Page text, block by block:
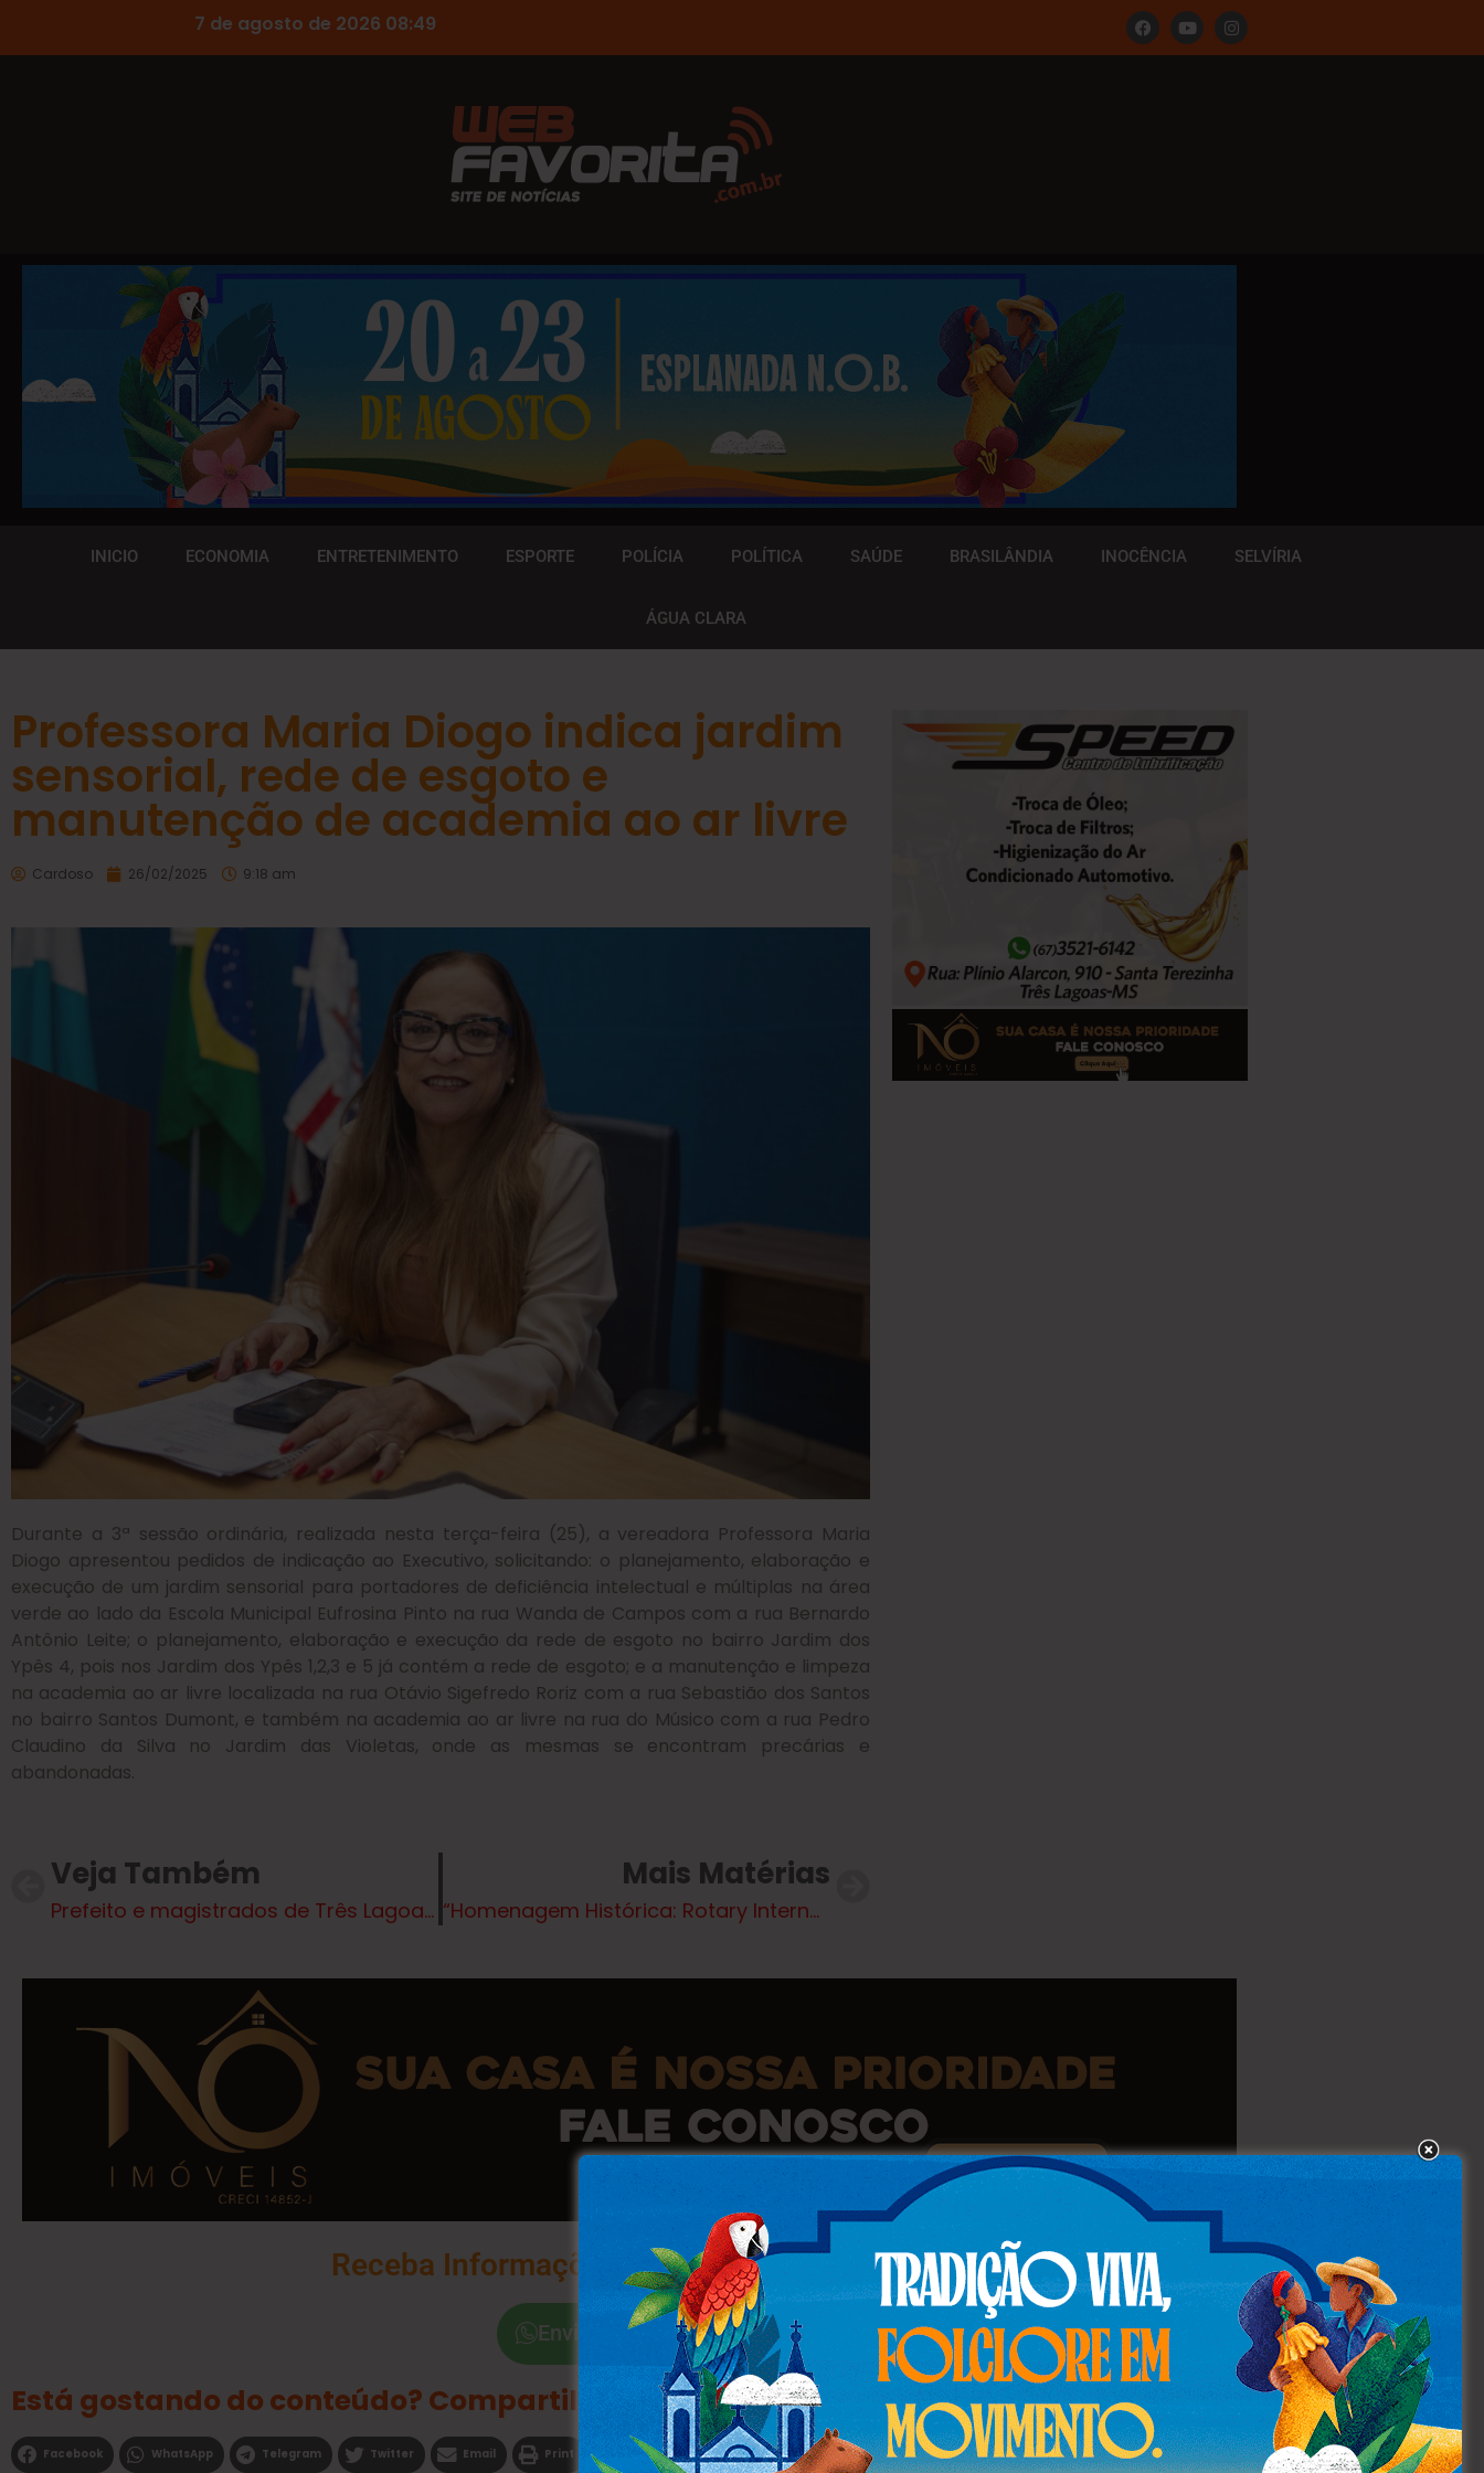
7 de agosto de 2026 08:49
INICIO ECONOMIA ENTRETENIMENTO ESPORTE POLÍCIA POLÍTICA SAÚDE BRASILÂNDIA INOCÊNCIA SELVÍRIA
ÁGUA CLARA
Professora Maria Diogo indica jardim
sensorial, rede de esgoto e
manutenção de academia ao ar livre
Cardoso 26/02/2025 9:18 am
Durante a 3ª sessão ordinária, realizada nesta terça-feira (25), a vereadora Professora Maria
Diogo apresentou pedidos de indicação ao Executivo, solicitando: o planejamento, elaboração e
execução de um jardim sensorial para portadores de deficiência intelectual e múltiplas na área
verde ao lado da Escola Municipal Eufrosina Pinto na rua Wanda de Campos com a rua Bernardo
Antônio Leite; o planejamento, elaboração e execução da rede de esgoto no bairro Jardim dos
Ypês 4, pois nos Jardim dos Ypês 1,2,3 e 5 já contém a rede de esgoto; e a manutenção e limpeza
na academia ao ar livre localizada na rua Otávio Sigefredo Roriz com a rua Sebastião dos Santos
no bairro Santos Dumont, e também na academia ao ar livre na rua do Músico com a rua Pedro
Claudino da Silva no Jardim das Violetas, onde as mesmas se encontram precárias e
abandonadas.
Veja Também
Prefeito e magistrados de Três Lagoas discutem parcerias e reforçam apoio no desenvolvimento da “Casa da Mulher Brasileira”
Mais Matérias
“Homenagem Histórica: Rotary Internacional Completa 120 Anos Câmara Municipal de Três Lagoas Presta Homenagem ao Rotary Internacional”
Receba Informações na Palma da Sua Mão
Envie a Palavra "Sim"
Está gostando do conteúdo? Compartilhe
Facebook WhatsApp Telegram Twitter Email Print